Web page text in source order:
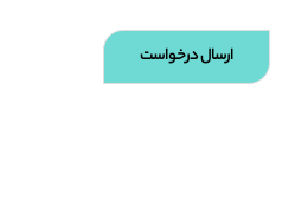
ارسال درخواست